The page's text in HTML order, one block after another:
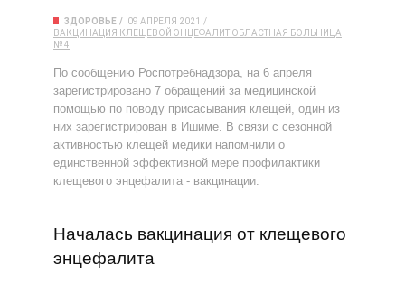
ЗДОРОВЬЕ
09 АПРЕЛЯ 2021
ВАКЦИНАЦИЯ КЛЕЩЕВОЙ ЭНЦЕФАЛИТ ОБЛАСТНАЯ БОЛЬНИЦА
№ 4
По сообщению Роспотребнадзора, на 6 апреля
зарегистрировано 7 обращений за медицинской
помощью по поводу присасывания клещей, один из
них зарегистрирован в Ишиме. В связи с сезонной
активностью клещей медики напомнили о
единственной эффективной мере профилактики
клещевого энцефалита - вакцинации.
Началась вакцинация от клещевого
энцефалита